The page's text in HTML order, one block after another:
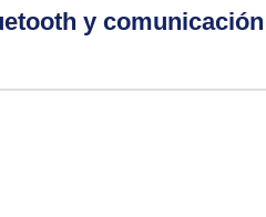
y comunicación